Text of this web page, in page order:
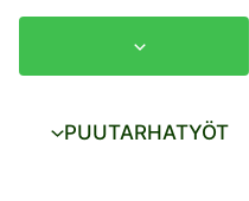
PUUTARHATYÖT